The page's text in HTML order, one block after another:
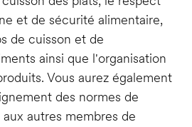
et de sécurité alimentaire,
de cuisson et de
ainsi que l'organisation
Vous aurez également
des normes de
autres membres de